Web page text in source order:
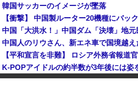
韓国サッカーのイメージが墜落